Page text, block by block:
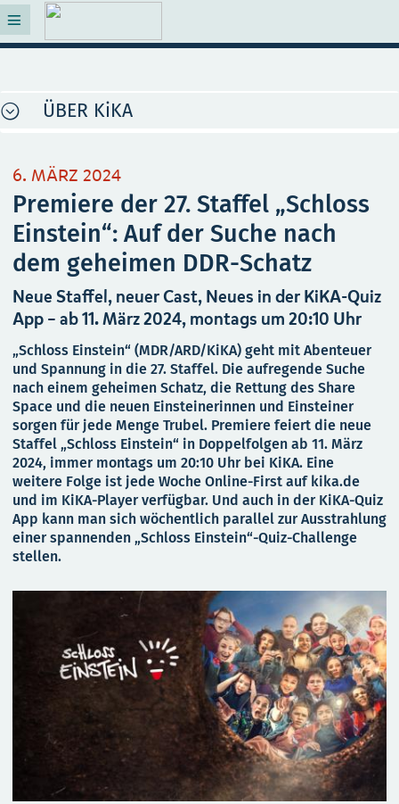
ÜBER KiKA
6. MÄRZ 2024
Premiere der 27. Staffel „Schloss
Einstein“: Auf der Suche nach
dem geheimen DDR-Schatz
Neue Staffel, neuer Cast, Neues in der KiKA-Quiz
App – ab 11. März 2024, montags um 20:10 Uhr
„Schloss Einstein“ (MDR/ARD/KiKA) geht mit Abenteuer
und Spannung in die 27. Staffel. Die aufregende Suche
nach einem geheimen Schatz, die Rettung des Share
Space und die neuen Einsteinerinnen und Einsteiner
sorgen für jede Menge Trubel. Premiere feiert die neue
Staffel „Schloss Einstein“ in Doppelfolgen ab 11. März
2024, immer montags um 20:10 Uhr bei KiKA. Eine
weitere Folge ist jede Woche Online-First auf kika.de
und im KiKA-Player verfügbar. Und auch in der KiKA-Quiz
App kann man sich wöchentlich parallel zur Ausstrahlung
einer spannenden „Schloss Einstein“-Quiz-Challenge
stellen.